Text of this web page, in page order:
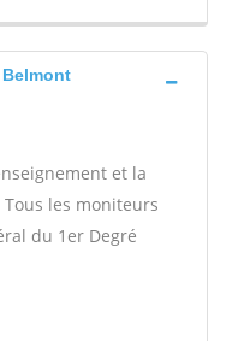
et la
les moniteurs
du 1er Degré